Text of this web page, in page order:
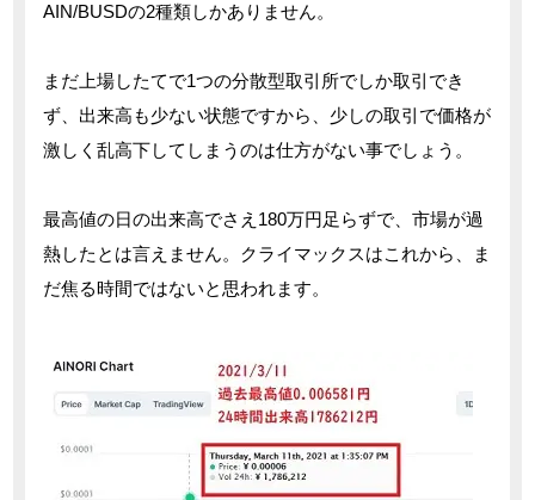
AIN/BUSDの2種類しかありません。
まだ上場したてで1つの分散型取引所でしか取引でき
ず、出来高も少ない状態ですから、少しの取引で価格が
激しく乱高下してしまうのは仕方がない事でしょう。
最高値の日の出来高でさえ180万円足らずで、市場が過
熱したとは言えません。クライマックスはこれから、ま
だ焦る時間ではないと思われます。